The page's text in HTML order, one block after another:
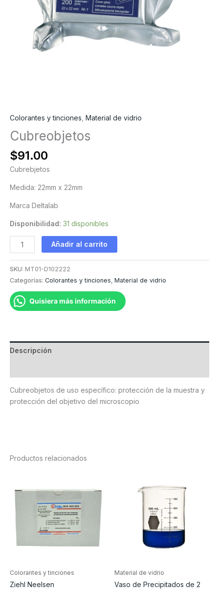
Colorantes y tinciones Material de vidrio
Cubreobjetos
$91.00
Cubrebjetos
Medida: 22mm x 22mm
Marca Deltalab
Disponibilidad: 31 disponibles
Cubreobjetos
cantidad
Añadir al carrito
SKU: MT01-D102222
Categorías: Colorantes y tinciones, Material de vidrio
Quisiera más información
Descripción
Cubreobjetos de uso específico: protección de la muestra y
protección del objetivo del microscopio
Productos relacionados
Colorantes y tinciones
Ziehl Neelsen
Material de vidrio
Vaso de Precipitados de 2